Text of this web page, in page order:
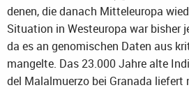
denen, die danach Mitteleuropa
Situation in Westeuropa war bisher
da es an genomischen Daten aus
mangelte. Das 23.000 Jahre alte
del Malalmuerzo bei Granada liefert